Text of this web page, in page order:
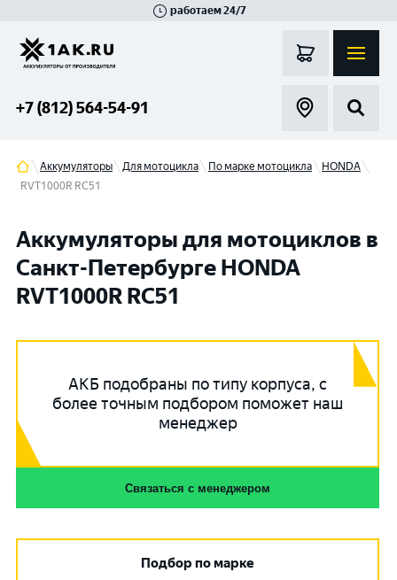
работаем 24/7
+7 (812) 564-54-91
Аккумуляторы Для мотоцикла По марке мотоцикла
HONDA
RVT1000R RC51
Аккумуляторы для мотоциклов в
Санкт-Петербурге HONDA
RVT1000R RC51
АКБ подобраны по типу корпуса, с
более точным подбором поможет наш
менеджер
Связаться с менеджером
Подбор по марке
Гатчина